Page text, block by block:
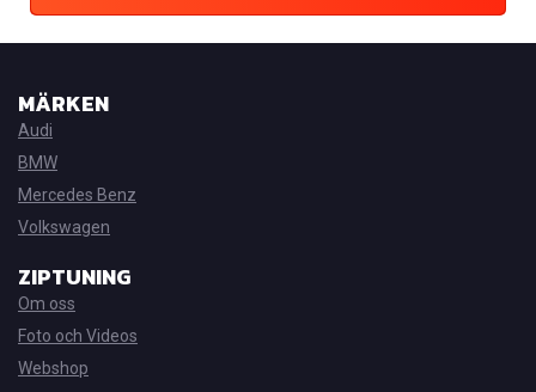
MÄRKEN
Audi
BMW
Mercedes Benz
Volkswagen
ZIPTUNING
Om oss
Foto och Videos
Webshop